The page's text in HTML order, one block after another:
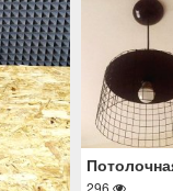
296